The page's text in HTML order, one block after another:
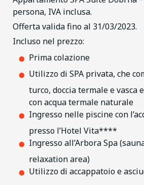
persona, IVA inclusa.
Offerta valida fino al 31/03/2023.
Incluso nel prezzo:
Prima colazione
Utilizzo di SPA privata, che
turco, doccia termale e vasca
con acqua termale naturale
Ingresso nelle piscine con
presso l’Hotel Vita****
Ingresso all’Arbora Spa
relaxation area)
Utilizzo di accappatoio e